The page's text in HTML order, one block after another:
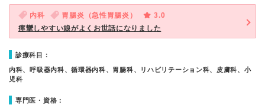
内科 胃腸炎（急性胃腸炎）
3.0
痙攣しやすい娘がよくお世話になりました
診療科目：
内科、呼吸器内科、循環器内科、胃腸科、リハビリテーション科、皮膚科、小
児科
専門医・資格：